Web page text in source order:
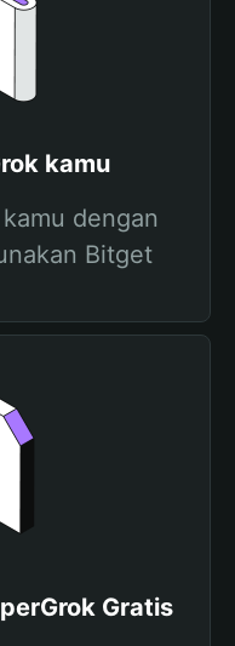
kamu
dengan
Bitget
Gratis